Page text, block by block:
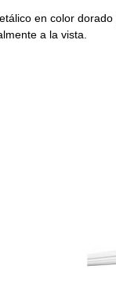
en color
a la vista.